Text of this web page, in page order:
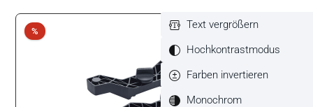
%Rabatt
Text vergrößern
Hochkontrastmodus
Farben invertieren
Monochrom